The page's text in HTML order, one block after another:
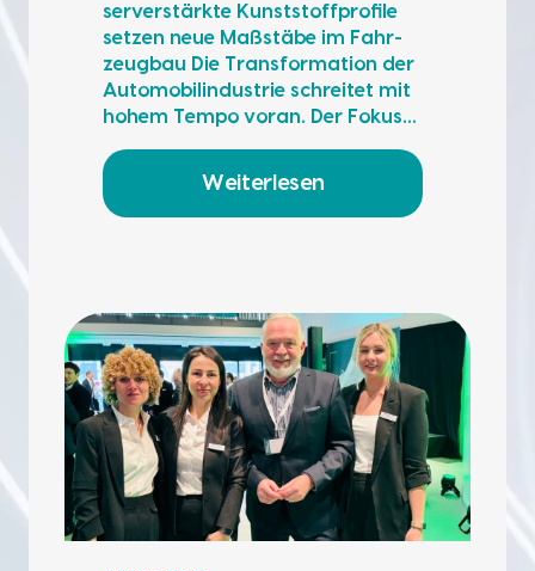
ser­ver­stärk­te Kunst­stoff­pro­fi­le
set­zen neue Maß­stä­be im Fahr­
zeug­bau Die Trans­for­ma­ti­on der
Auto­mo­bil­in­dus­trie schrei­tet mit
hohem Tem­po vor­an. Der Fokus…
Weiterlesen